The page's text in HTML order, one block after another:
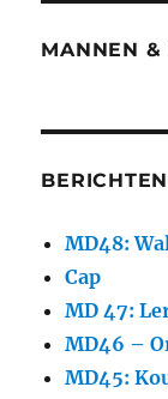
MANNEN &
MD48:
Cap
MD 47:
MD46 –
MD45: